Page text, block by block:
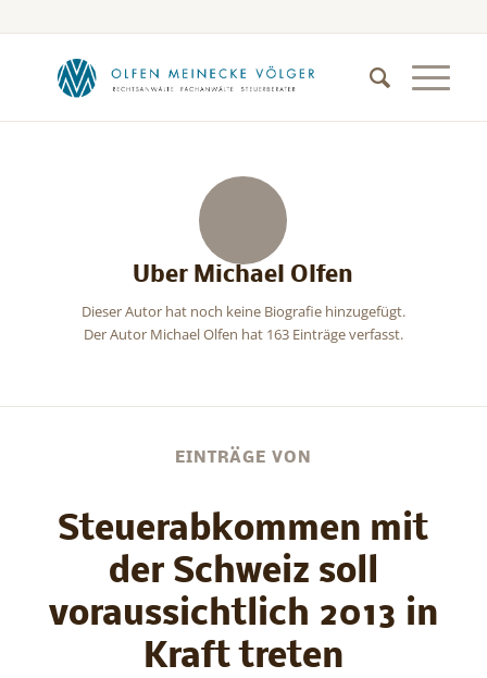
Über Michael Olfen
Dieser Autor hat noch keine Biografie hinzugefügt.
Der Autor Michael Olfen hat 163 Einträge verfasst.
EINTRÄGE VON
Steuerabkommen mit
der Schweiz soll
voraussichtlich 2013 in
Kraft treten